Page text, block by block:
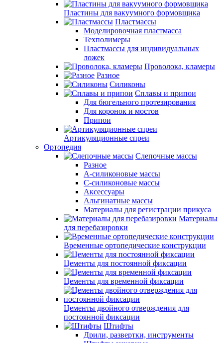
Пластины для вакуумного формовщика
Пластмассы
Моделировочная пластмасса
Техполимеры
Пластмассы для индивидуальных
ложек
Проволока, кламеры
Разное
Силиконы
Сплавы и припои
Для бюгельного протезирования
Для коронок и мостов
Припои
Артикуляционные спреи
Ортопедия
Слепочные массы
Разное
А-силиконовые массы
С-силиконовые массы
Аксессуары
Альгинатные массы
Материалы для регистрации прикуса
Материалы
для перебазировки
Временные ортопедические конструкции
Цементы для постоянной фиксации
Цементы для временной фиксации
Цементы двойного отверждения для
постоянной фиксации
Штифты
Дрили, развертки, инструменты